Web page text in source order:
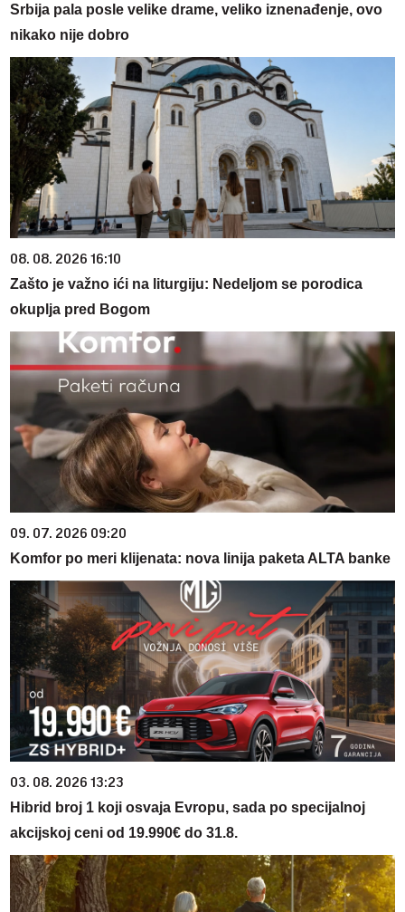
Srbija pala posle velike drame, veliko iznenađenje, ovo
nikako nije dobro
08. 08. 2026 16:10
Zašto je važno ići na liturgiju: Nedeljom se porodica
okuplja pred Bogom
09. 07. 2026 09:20
Komfor po meri klijenata: nova linija paketa ALTA banke
03. 08. 2026 13:23
Hibrid broj 1 koji osvaja Evropu, sada po specijalnoj
akcijskoj ceni od 19.990€ do 31.8.